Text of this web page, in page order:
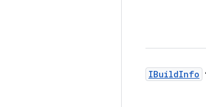
IBuildInfo